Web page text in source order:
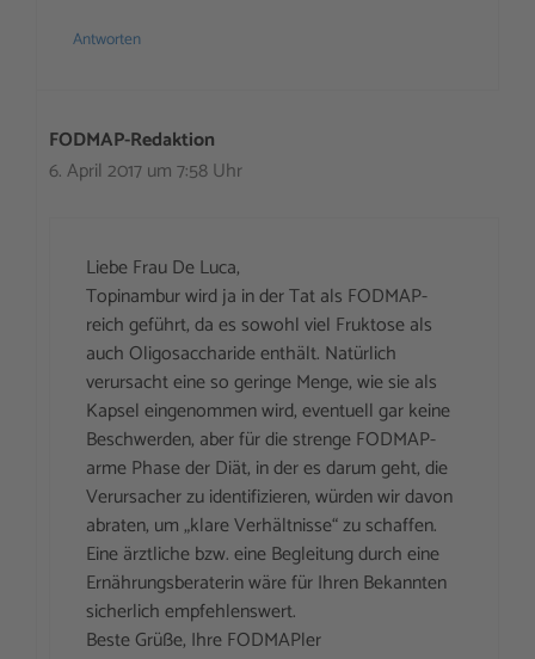
Antworten
FODMAP-Redaktion
6. April 2017 um 7:58 Uhr
Liebe Frau De Luca,
Topinambur wird ja in der Tat als FODMAP-
reich geführt, da es sowohl viel Fruktose als
auch Oligosaccharide enthält. Natürlich
verursacht eine so geringe Menge, wie sie als
Kapsel eingenommen wird, eventuell gar keine
Beschwerden, aber für die strenge FODMAP-
arme Phase der Diät, in der es darum geht, die
Verursacher zu identifizieren, würden wir davon
abraten, um „klare Verhältnisse“ zu schaffen.
Eine ärztliche bzw. eine Begleitung durch eine
Ernährungsberaterin wäre für Ihren Bekannten
sicherlich empfehlenswert.
Beste Grüße, Ihre FODMAPler